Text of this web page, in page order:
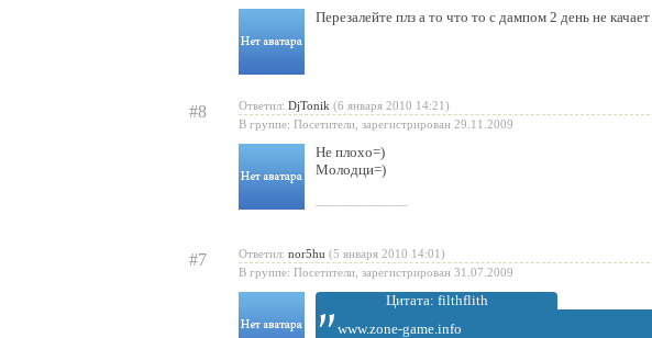
Перезалейте плз а то что то с дампом 2 день не
#8 Ответил: DjTonik (6 января 2010 14:21)
В группе: Посетители, зарегистрирован 29.11.2009
Не плохо=)
Молодци=)
#7 Ответил: nor5hu (5 января 2010 14:01)
В группе: Посетители, зарегистрирован 31.07.2009
Цитата: filthflith
www.zone-game.info